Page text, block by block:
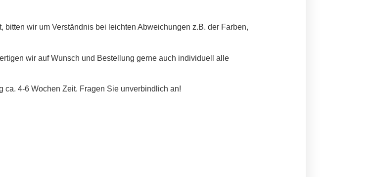
wir um Verständnis bei leichten Abweichungen z.B. der Farben,
wir auf Wunsch und Bestellung gerne auch individuell alle
4-6 Wochen Zeit. Fragen Sie unverbindlich an!